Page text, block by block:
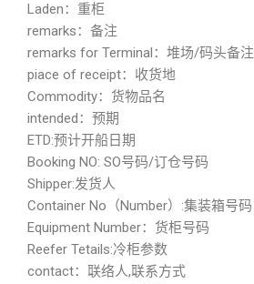
Laden：重柜
remarks：备注
remarks for Terminal：堆场/码头备注
piace of receipt：收货地
Commodity：货物品名
intended：预期
ETD:预计开船日期
Booking NO: SO号码/订仓号码
Shipper:发货人
Container No（Number）:集装箱号码
Equipment Number：货柜号码
Reefer Tetails:冷柜参数
contact：联络人,联系方式